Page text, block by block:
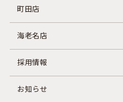
町田店
海老名店
採用情報
お知らせ